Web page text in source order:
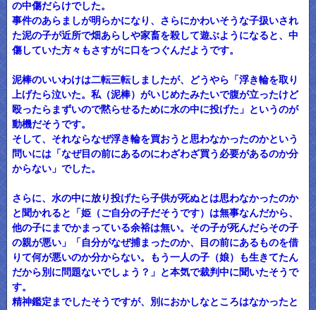
の中傷だらけでした。
事件のあらましが明らかになり、さらにかわいそうな子扱いされ
た泥の子が近所で畑あらしや家畜を殺して遊ぶようになると、中
傷していた方々もさすがに口をつぐんだようです。
泥棒のいいわけは二転三転しましたが、どうやら「浮き輪を取り
上げたら泣いた。私（泥棒）がいじめたみたいで腹が立ったけど
殴ったらまずいので黙らせるために水の中に投げた」というのが
動機だそうです。
そして、それならなぜ浮き輪を買おうと思わなかったのかという
問いには「なぜ目の前にあるのにわざわざ買う必要があるのか分
からない」でした。
さらに、水の中に放り投げたら子供が死ぬとは思わなかったのか
と聞かれると「姫（ご自分の子だそうです）は無事なんだから、
他の子にまでかまっている余裕は無い。その子が死んだらその子
の親が悪い」「自分がなぜ捕まったのか、目の前にあるものを借
りて何が悪いのか分からない。もう一人の子（娘）も生きてたん
だから別に問題ないでしょう？」と本気で裁判中に聞いたそうで
す。
精神鑑定までしたそうですが、別におかしなところはなかったと